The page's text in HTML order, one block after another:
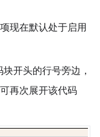
现在默认处于启用
开头的行号旁边，
可再次展开该代码